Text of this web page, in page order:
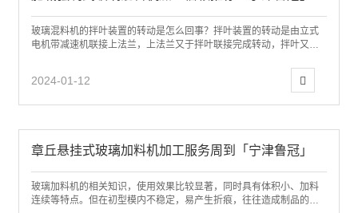
玻璃混料机的拌叶装置的转动是怎么回事？拌叶装置的转动是由立式
电机带减速机联接上法兰，上法兰又于拌叶联接完成转动，拌叶又通
2024-01-12
章丘悬挂式玻璃加料机加工服务周到「宁津鲁冠」
玻璃加料机的相关知识，使用效果比较显著，同时具有体积小、加料
连续等特点。但在初型模内不稳定，易产生折痕，往往造成制品的裂